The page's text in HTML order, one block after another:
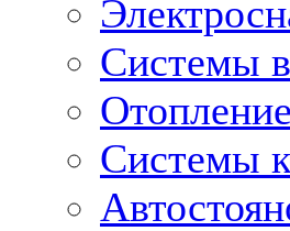
Системы
Отопление
Системы